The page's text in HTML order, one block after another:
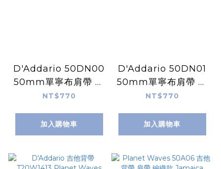
D'Addario 50DN00
50mm單寧布肩帶 黑
色吉他背帶
NT$770
加入購物車
D'Addario 50DN01
50mm單寧布肩帶 藍
色吉他背帶
NT$770
加入購物車